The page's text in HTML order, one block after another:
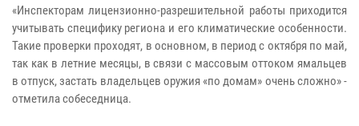
«Инспекторам лицензионно-разрешительной работы приходится
учитывать специфику региона и его климатические особенности.
Такие проверки проходят, в основном, в период с октября по май,
так как в летние месяцы, в связи с массовым оттоком ямальцев
в отпуск, застать владельцев оружия «по домам» очень сложно» -
отметила собеседница.